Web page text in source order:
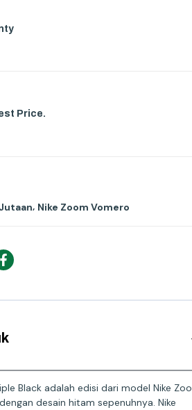
Price.
Nike Zoom Vomero
Black adalah edisi dari model Nike
desain hitam sepenuhnya. Nike